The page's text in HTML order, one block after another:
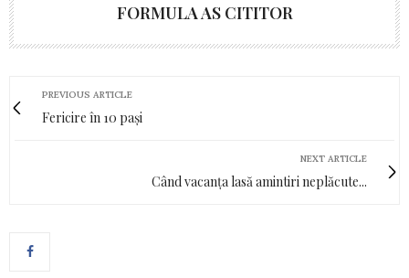
FORMULA AS CITITOR
PREVIOUS ARTICLE
Fericire în 10 pași
NEXT ARTICLE
Când vacanța lasă amintiri neplăcute...